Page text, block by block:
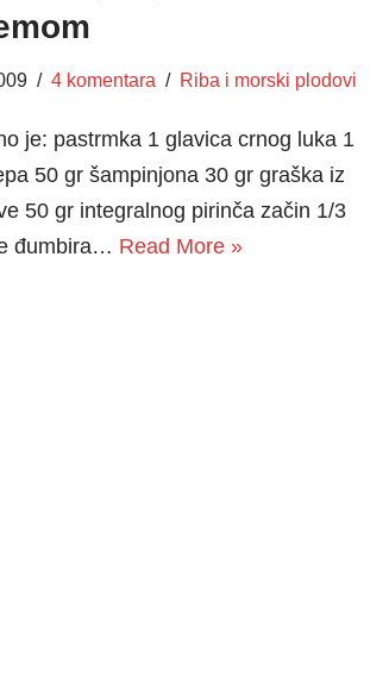
4 komentara Riba i morski plodovi
je: pastrmka 1 glavica crnog luka 1
50 gr šampinjona 30 gr graška iz
50 gr integralnog pirinča začin 1/3
đumbira… Read More »